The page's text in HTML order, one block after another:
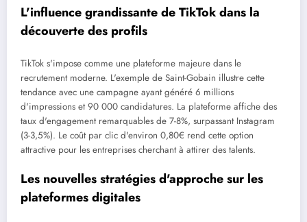
L'influence grandissante de TikTok dans la
découverte des profils
TikTok s'impose comme une plateforme majeure dans le
recrutement moderne. L'exemple de Saint-Gobain illustre cette
tendance avec une campagne ayant généré 6 millions
d'impressions et 90 000 candidatures. La plateforme affiche des
taux d'engagement remarquables de 7-8%, surpassant Instagram
(3-3,5%). Le coût par clic d'environ 0,80€ rend cette option
attractive pour les entreprises cherchant à attirer des talents.
Les nouvelles stratégies d'approche sur les
plateformes digitales